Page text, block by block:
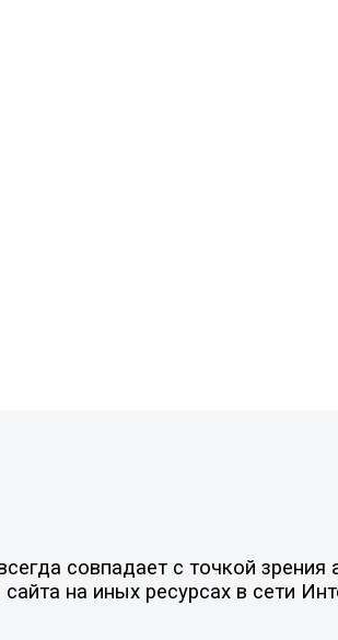
совпадает с точкой зрения
на иных ресурсах в сети